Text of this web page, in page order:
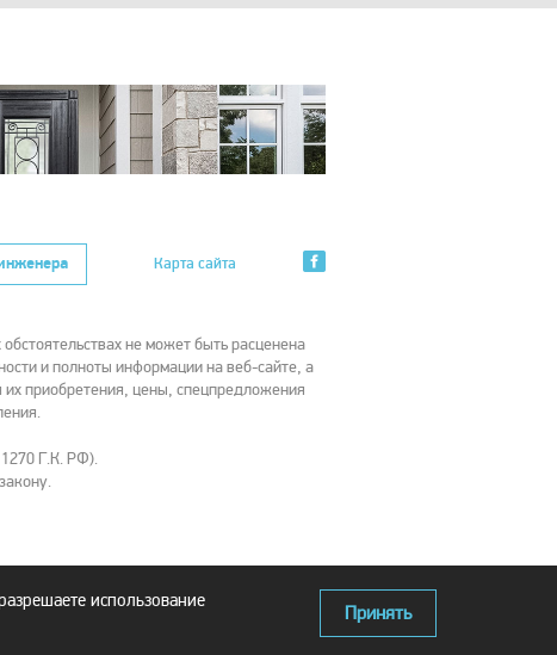
Карта сайта
не может быть расценена
и полноты информации на веб-сайте, а
их приобретения, цены, спецпредложения
1270 Г.К. РФ).
использование
Принять